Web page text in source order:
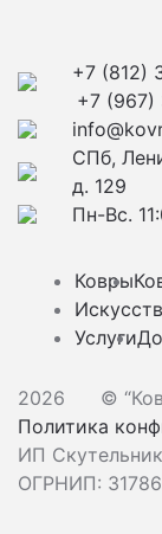
+7 (812)
+7
СПб,
д. 129
Пн-Вс.
Ковры
Услуги
2026
©
Политика
ИП
ОГРНИП: